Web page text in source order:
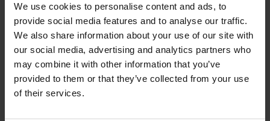
We use cookies to personalise content and ads, to
provide social media features and to analyse our traffic.
We also share information about your use of our site with
our social media, advertising and analytics partners who
may combine it with other information that you’ve
provided to them or that they’ve collected from your use
of their services.
Messlänge
620 mm
Befestigungsart